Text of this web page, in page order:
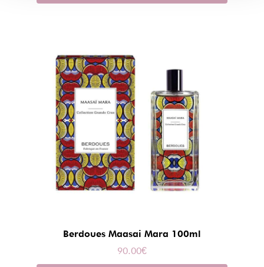
Berdoues Maasai Mara 100ml
90.00€